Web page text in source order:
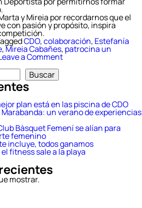
y Mireia por recordarnos que el
con pasión y propósito, inspira
CDO,colaboración, Estefanía
,Mireia Cabañes, patrocina un
a Commenton
Patrocina
un
para
el
talento
Buscar
plan está en las piscina de CDO
Marabanda: un verano de experiencias
Bàsquet Femení se alían para
femenino
incluye, todos ganamos
el fitness sale a la playa
mostrar.